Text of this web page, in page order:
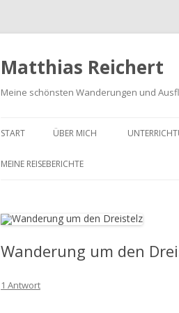
Matthias Reichert
Meine schönsten Wanderungen und
START ÜBER MICH
MEINE REISEBERICHTE
MEIN SCHWARZWALD URLAUB
Wanderung um den
1 Antwort